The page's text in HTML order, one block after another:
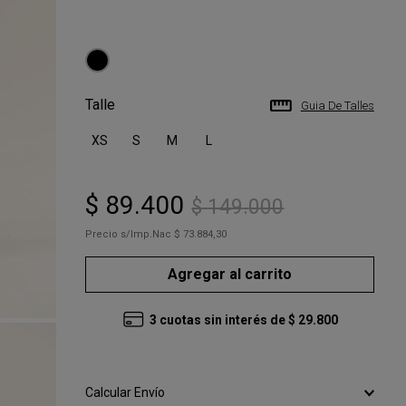
Talle
XS S M
Guia De Talles
$ 89.400 $ 149.000
Precio s/Imp.Nac $ 73.884,30
Agregar al carrito
3 cuotas sin interés de $ 29.800
Calcular Envío